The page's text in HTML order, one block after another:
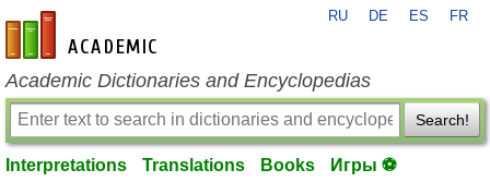
en-academic.com
RU DE ES FR
Academic Dictionaries and Encyclopedias
Search!
Interpretations Translations Books Игры ⚽